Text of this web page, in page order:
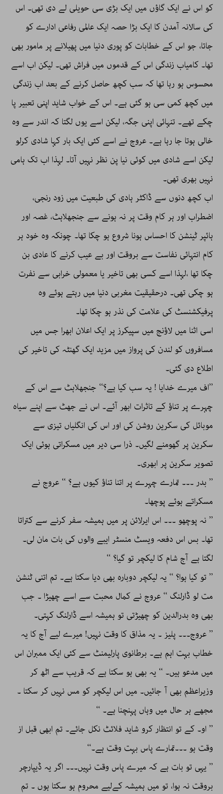
کو اس نے ایک گاؤں میں ایک بڑی سی حویلی لے دی تھی۔ اس
کی سالانہ آمدن کا ایک بڑا حصہ ایک عالمی رفاعی ادارے کو
جاتا، جو اس کے خطابات کو پوری دنیا میں پھیلانے پر مامور بھی
تھا۔ کامیاب زندگی اس کے قدموں میں فراش تھی۔ لیکن اب اسے
محسوس ہو رہا تھا کہ سب کچھ حاصل کرنے کے بعد اب زندگی
میں کچھ کمی سی ہو گئی ہے۔ اس کے خواب شاید اپنی تعبیر پا
چکے تھے۔ تنہائی اپنی جگہ، لیکن اسے یوں لگتا کہ اندر سے وہ
خالی ہوتا جا رہا ہے۔ عروج نے اسے کئی ایک بار کہا شادی کرلو
لیکن اسے شادی میں کوئی نیا پن نظر نہیں آتا۔ لہذا اب تک ہامی
نہیں بھری تھی۔
اب کچھ دنوں سے ڈاکٹر ہادی کی طبعیت میں زود رنجی،
اضطراب اور ہر کام وقت پر نہ ہونے سے جنجھلاہٹ، غصہ اور
ہائپر ٹینشن کا احساس ہونا شروع ہو چکا تھا۔ چونکہ وہ خود ہر
کام انتہائی نفاست سے بروقت اور بے عیب کرنے کا عادی بن
چکا تھا ،لہذا اسے کسی بھی تاخیر یا معمولی خرابی سے نفرت
ہو چکی تھی۔ درحقیقیت مغربی دنیا میں رہتے ہوئے وہ
پرفیکشنسٹ کی علامت کی نذر ہو چکا تھا۔
اسی اثنا میں لاؤنج میں سپیکرز پر ایک اعلان ابھرا جس میں
مسافروں کو لندن کی پرواز میں مزید ایک گھنٹہ کی تاخیر کی
اطلاع دی گئی۔
’’اف میرے خدایا ! یہ سب کیا ہے؟‘‘ جنجھلاہٹ سے اس کے
چہرے پر تناؤ کے تاثرات ابھر آئے۔ اس نے جھٹ سے اپنے سیاہ
موبائل کی سکرین روشن کی اور اس کی انگلیاں تیزی سے
سکرین پر گھومنے لگیں۔ ذرا سی دیر میں مسکراتی ہوئی ایک
تصویر سکرین پر ابھری۔
’’ بدر ۔۔۔ تمارے چہرے پر اتنا تناؤ کیوں ہے؟ ‘‘ عروج نے
مسکراتے ہوئے پوچھا۔
’’ نہ پوچھو ۔۔۔ اس ایرلائن پر میں ہمیشہ سفر کرنے سے کتراتا
تھا۔ بس اس دفعہ ویسٹ منسٹر ایبے والوں کی بات مان لی۔
لگتا ہے آج شام کا لیکچر تو گیا؟ ‘‘
’’ تو کیا ہوا؟ ‘‘ یہ لیکچر دوبارہ بھی دیا سکتا ہے۔ تم اتنی ٹنشن
مت لو ڈارلنگ ‘‘ عروج نے کمال محبت سے اسے چھیڑا ۔ جب
بھی وہ بدرالدین کو چھیڑتی تو ہمیشہ اسے ڈارلنگ کہتی۔
’’ عروج۔۔۔ پلیز ۔ یہ مذاق کا وقت نہیں! میرے لیے آج کا یہ
خطاب بہت اہم ہے۔ برطانوی پارلیمنٹ سے کئی ایک ممبران اس
میں مدعو ہیں۔ ‘‘ یہ بھی ہو سکتا ہے کہ قریب سے اٹھ کر
وزیراعظم بھی آ جائیں۔ میں اس لیکچر کو مس نہیں کر سکتا ۔
مجھے ہر حال میں وہاں پہنچنا ہے۔ ‘‘
’’ او۔ کے تو انتظار کرو شاید فلائٹ نکل جائے۔ تم ابھی قبل از
وقت ہو ۔۔۔تمارے پاس بہت وقت ہے۔‘‘
’’ یہی تو بات ہے کہ میرے پاس وقت نہیں۔۔۔ اگر یہ ڈیپارچر
بروقت نہ ہوا، تو میں ہمیشہ کےلیے محروم ہو سکتا ہوں ۔ تم